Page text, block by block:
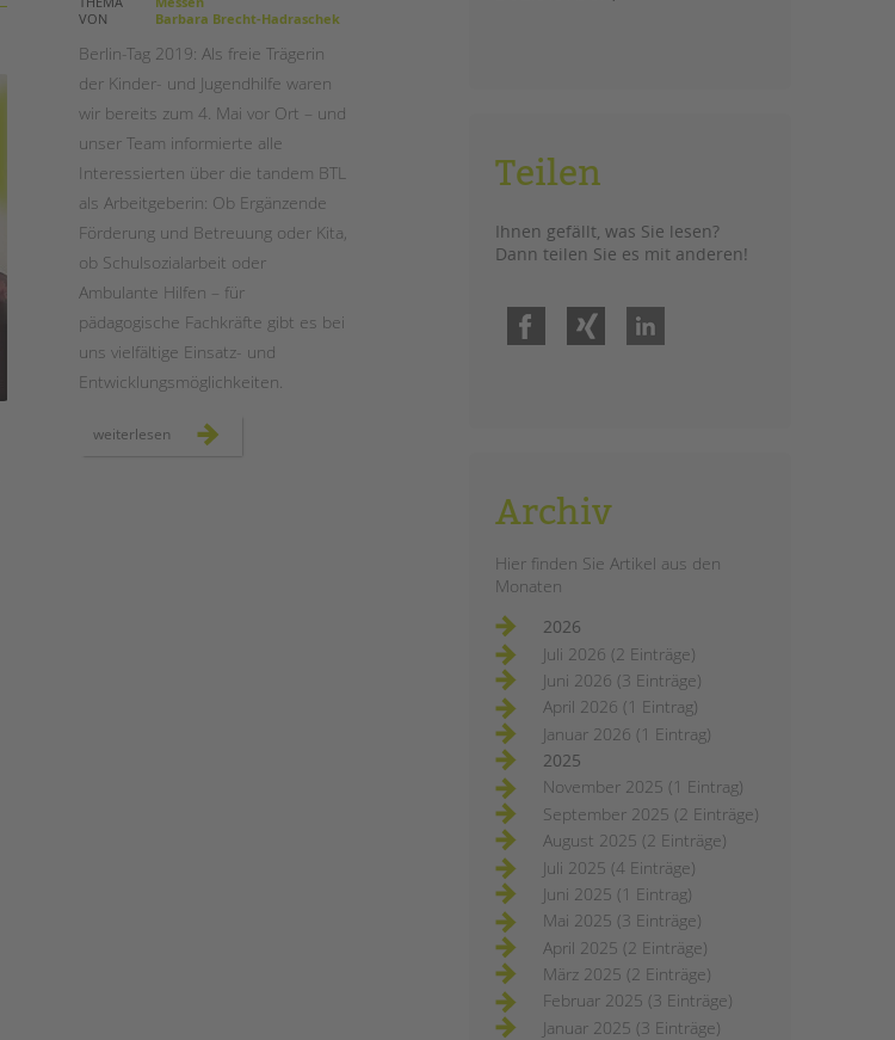
VON
Barbara Brecht-Hadraschek
Berlin-Tag 2019: Als freie Trägerin
der Kinder- und Jugendhilfe waren
wir bereits zum 4. Mai vor Ort – und
unser Team informierte alle
Interessierten über die tandem BTL
als Arbeitgeberin: Ob Ergänzende
Förderung und Betreuung oder Kita,
ob Schulsozialarbeit oder
Ambulante Hilfen – für
pädagogische Fachkräfte gibt es bei
uns vielfältige Einsatz- und
Entwicklungsmöglichkeiten.
weiterlesen berlin-
Teilen
Ihnen gefällt, was Sie lesen?
Dann teilen Sie es mit anderen!
Facebook
Archiv
Hier finden Sie Artikel aus den
Monaten
2026
Juli 2026 (2 Einträge)
Juni 2026 (3 Einträge)
April 2026 (1 Eintrag)
Januar 2026 (1 Eintrag)
2025
November 2025 (1 Eintrag)
September 2025 (2 Einträge)
August 2025 (2 Einträge)
Juli 2025 (4 Einträge)
Juni 2025 (1 Eintrag)
Mai 2025 (3 Einträge)
April 2025 (2 Einträge)
März 2025 (2 Einträge)
Februar 2025 (3 Einträge)
Januar 2025 (3 Einträge)